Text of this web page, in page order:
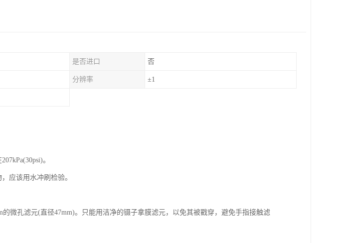
是否进口 否
分辨率 ±1
。
应该用水冲刷检验。
微孔滤元(直径47mm)。只能用洁净的镊子拿膜滤元，以免其被戳穿，避免手指接触滤